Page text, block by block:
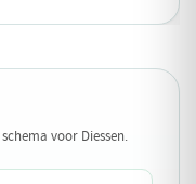
voor Diessen.